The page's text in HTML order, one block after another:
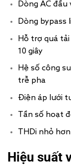
Dòng AC đầu
Dòng bypass
Hỗ trợ quá
10 giây
Hệ số công
trễ pha
Điện áp lưới
Tần số hoạt
THDi nhỏ
Hiệu suất